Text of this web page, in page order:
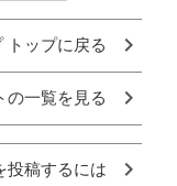
トップに戻る
の一覧を見る
投稿するには